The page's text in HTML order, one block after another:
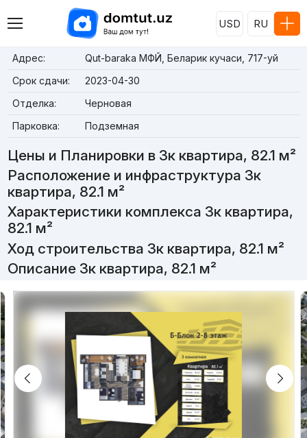
USD RU
Адрес:
Qut-baraka МФЙ, Беларик кучаси, 717-уй
Срок сдачи:
2023-04-30
Отделка:
Черновая
Парковка:
Подземная
Цены и Планировки в 3к квартира, 82.1 м²
Расположение и инфраструктура 3к
квартира, 82.1 м²
Характеристики комплекса 3к квартира,
82.1 м²
Ход строительства 3к квартира, 82.1 м²
Описание 3к квартира, 82.1 м²